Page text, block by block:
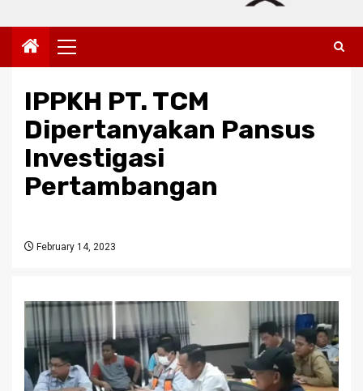
Primary
Menu
IPPKH PT. TCM
Dipertanyakan Pansus
Investigasi
Pertambangan
February 14, 2023